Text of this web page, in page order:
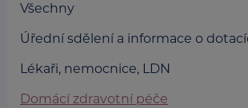
Všechny
Úřední sdělení a informace o
Lékaři, nemocnice, LDN
Domácí zdravotní péče